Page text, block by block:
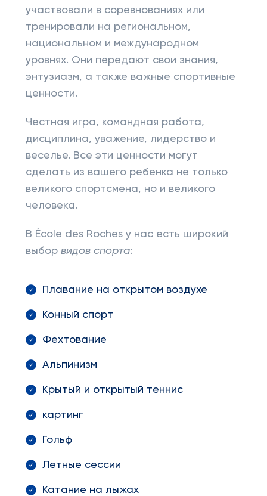
участвовали в соревнованиях или
тренировали на региональном,
национальном и международном
уровнях. Они передают свои знания,
энтузиазм, а также важные спортивные
ценности.
Честная игра, командная работа,
дисциплина, уважение, лидерство и
веселье. Все эти ценности могут
сделать из вашего ребенка не только
великого спортсмена, но и великого
человека.
В École des Roches у нас есть широкий
выбор видов спорта:
Плавание на открытом воздухе
Конный спорт
Фехтование
Альпинизм
Крытый и открытый теннис
картинг
Гольф
Летные сессии
Катание на лыжах